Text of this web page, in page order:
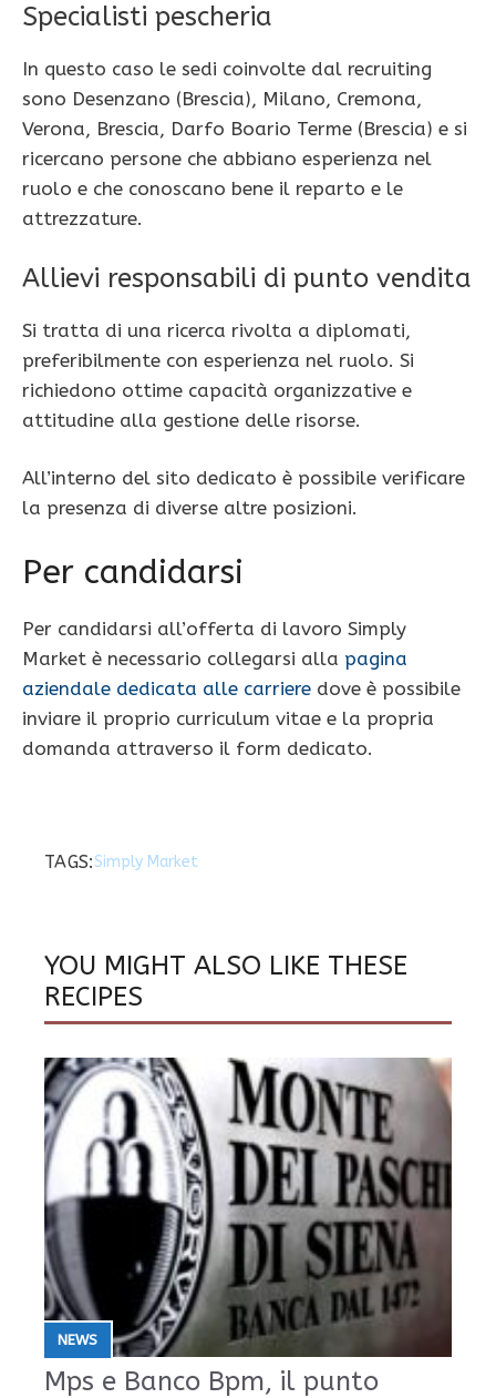
Specialisti pescheria
In questo caso le sedi coinvolte dal recruiting
sono Desenzano (Brescia), Milano, Cremona,
Verona, Brescia, Darfo Boario Terme (Brescia) e si
ricercano persone che abbiano esperienza nel
ruolo e che conoscano bene il reparto e le
attrezzature.
Allievi responsabili di punto vendita
Si tratta di una ricerca rivolta a diplomati,
preferibilmente con esperienza nel ruolo. Si
richiedono ottime capacità organizzative e
attitudine alla gestione delle risorse.
All’interno del sito dedicato è possibile verificare
la presenza di diverse altre posizioni.
Per candidarsi
Per candidarsi all’offerta di lavoro Simply
Market è necessario collegarsi alla pagina
aziendale dedicata alle carriere dove è possibile
inviare il proprio curriculum vitae e la propria
domanda attraverso il form dedicato.
TAGS:Simply Market
YOU MIGHT ALSO LIKE THESE
RECIPES
NEWS
Mps e Banco Bpm, il punto